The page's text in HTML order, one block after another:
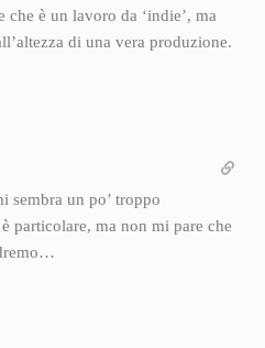
che è un lavoro da ‘indie’, ma
di una vera produzione.
sembra un po’ troppo
particolare, ma non mi pare che